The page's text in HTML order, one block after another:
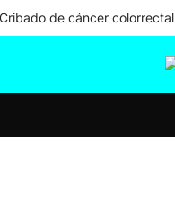
Cribado de cáncer colorrectal